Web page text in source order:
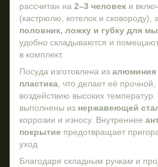
рассчитан на 2–3 человек и
(кастрюлю, котелок и сковороду),
половник, ложку и губку для
удобно складываются и
в комплект.
Посуда изготовлена из алюминия
пластика , что делает её
воздействию высоких
выполнены из нержавеющей
коррозии и износу. Внутреннее
покрытие предотвращает
уход.
Благодаря складным ручкам и